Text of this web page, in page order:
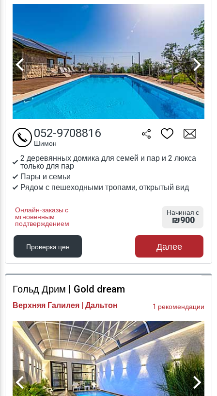
2 деревянных домика для семей и пар и 2 люкса
только для пар
Пары и семьи
Рядом с пешеходными тропами, открытый вид
Онлайн-заказы с
мгновенным
подтверждением
052-9708816
Шимон
Начиная с
₪900
Проверка цен
Проверка цен
Далее
Гольд Дрим | Gold dream
Верхняя Галилея | Дальтон 1 рекомендации